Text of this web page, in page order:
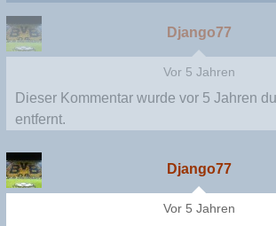
Django77
Vor 5 Jahren
Dieser Kommentar wurde vor 5 Jahren
entfernt.
Django77
Vor 5 Jahren